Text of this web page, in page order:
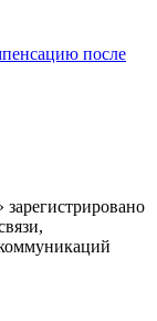
после